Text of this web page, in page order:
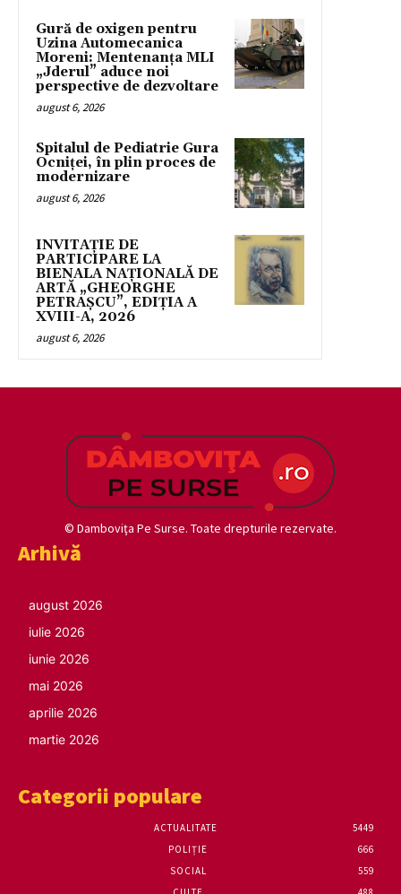
Gură de oxigen pentru
Uzina Automecanica
Moreni: Mentenanța MLI
„Jderul” aduce noi
perspective de dezvoltare
august 6, 2026
Spitalul de Pediatrie Gura
Ocniței, în plin proces de
modernizare
august 6, 2026
INVITAȚIE DE
PARTICIPARE LA
BIENALA NAȚIONALĂ DE
ARTĂ „GHEORGHE
PETRAȘCU”, EDIŢIA A
XVIII-A, 2026
august 6, 2026
© Damboviţa Pe Surse. Toate drepturile rezervate.
Arhivă
august 2026
iulie 2026
iunie 2026
mai 2026
aprilie 2026
martie 2026
Categorii populare
ACTUALITATE
5449
POLIȚIE
666
SOCIAL
559